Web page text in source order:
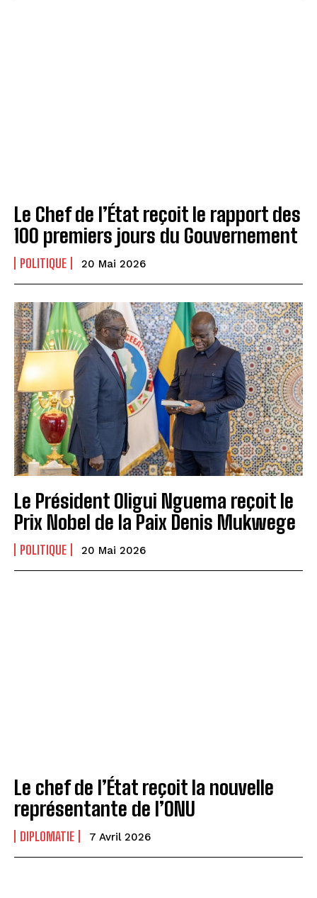
Le Chef de l’État reçoit le rapport des
100 premiers jours du Gouvernement
POLITIQUE 20 Mai 2026
Le Président Oligui Nguema reçoit le
Prix Nobel de la Paix Denis Mukwege
POLITIQUE 20 Mai 2026
Le chef de l’État reçoit la nouvelle
représentante de l’ONU
DIPLOMATIE 7 Avril 2026